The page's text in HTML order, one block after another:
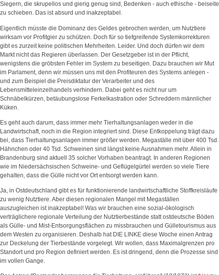
Siegern, die skrupellos und gierig genug sind, Bedenken - auch ethische - beiseite
zu schieben. Das ist absurd und inakzeptabel.
Eigentlich müsste die Dominanz des Geldes gebrochen werden, um Nutztiere
wirksam vor Profitgier zu schützen. Doch für so tiefgreifende Systemkorrekturen
gibt es zurzeit keine politischen Mehrheiten. Leider. Und doch dürfen wir dem
Markt nicht das Regieren überlassen. Der Gesetzgeber ist in der Pflicht,
wenigstens die gröbsten Fehler im System zu beseitigen. Dazu brauchen wir Mut
im Parlament, denn wir müssen uns mit den Profiteuren des Systems anlegen -
und zum Beispiel die Preisdiktatur der Verarbeiter und des
Lebensmitteleinzelhandels verhindern. Dabei geht es nicht nur um
Schnäbelkürzen, betäubungslose Ferkelkastration oder Schreddern männlicher
Küken.
Es geht auch darum, dass immer mehr Tierhaltungsanlagen weder in die
Landwirtschaft, noch in die Region integriert sind. Diese Entkoppelung trägt dazu
bei, dass Tierhaltungsanlagen immer größer werden. Megaställe mit über 400 Tsd.
Hähnchen oder 40 Tsd. Schweinen sind längst keine Ausnahmen mehr. Allein in
Brandenburg sind aktuell 35 solcher Vorhaben beantragt. In anderen Regionen
wie im Niedersächsischen Schweine- und Geflügelgürtel werden so viele Tiere
gehalten, dass die Gülle nicht vor Ort entsorgt werden kann.
Ja, in Ostdeutschland gibt es für funktionierende landwirtschaftliche Stoffkreisläufe
zu wenig Nutztiere. Aber diesen regionalen Mangel mit Megaställen
auszugleichen ist inakzeptabel! Was wir brauchen eine sozial-ökologisch
verträglichere regionale Verteilung der Nutztierbestände statt ostdeutsche Böden
als Gülle- und Mist-Entsorgungsflächen zu missbrauchen und Gülletourismus aus
dem Westen zu organisieren. Deshalb hat DIE LINKE diese Woche einen Antrag
zur Deckelung der Tierbestände vorgelegt. Wir wollen, dass Maximalgrenzen pro
Standort und pro Region definiert werden. Es ist dringend, denn die Prozesse sind
im vollen Gange.